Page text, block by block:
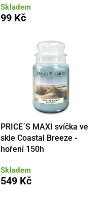
Skladem
99 Kč
PRICE´S MAXI svíčka ve
skle Coastal Breeze -
hoření 150h
Skladem
549 Kč